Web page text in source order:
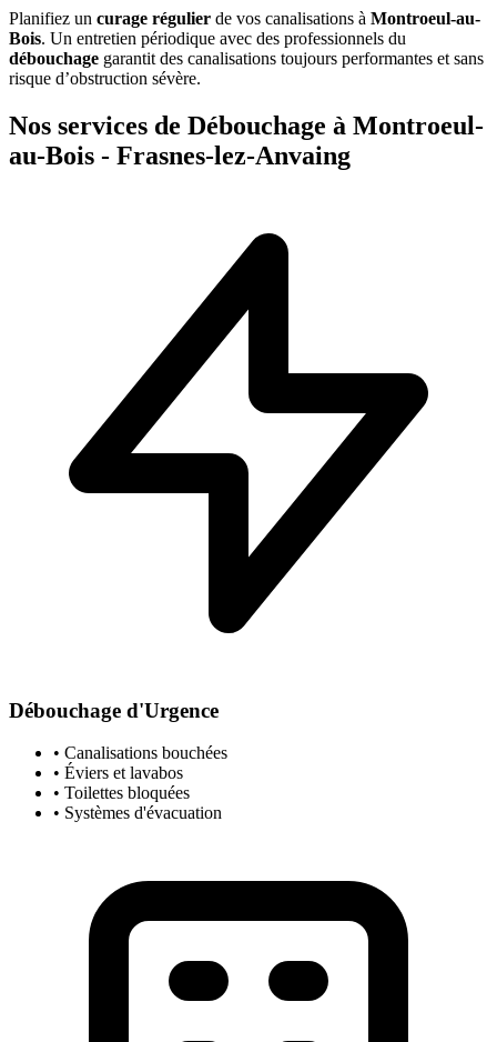
Planifiez un curage régulier de vos canalisations à Montroeul-au-
Bois. Un entretien périodique avec des professionnels du
débouchage garantit des canalisations toujours performantes et sans
risque d’obstruction sévère.
Nos services de Débouchage à Montroeul-
au-Bois - Frasnes-lez-Anvaing
Débouchage d'Urgence
• Canalisations bouchées
• Éviers et lavabos
• Toilettes bloquées
• Systèmes d'évacuation